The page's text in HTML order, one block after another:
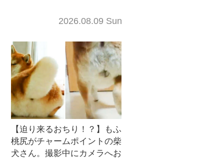
2026.08.09 Sun
【迫り来るおちり！？】もふ
桃尻がチャームポイントの柴
犬さん。撮影中にカメラへお